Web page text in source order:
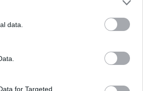
data.
for Targeted
ingatlanért Tihanyban: a